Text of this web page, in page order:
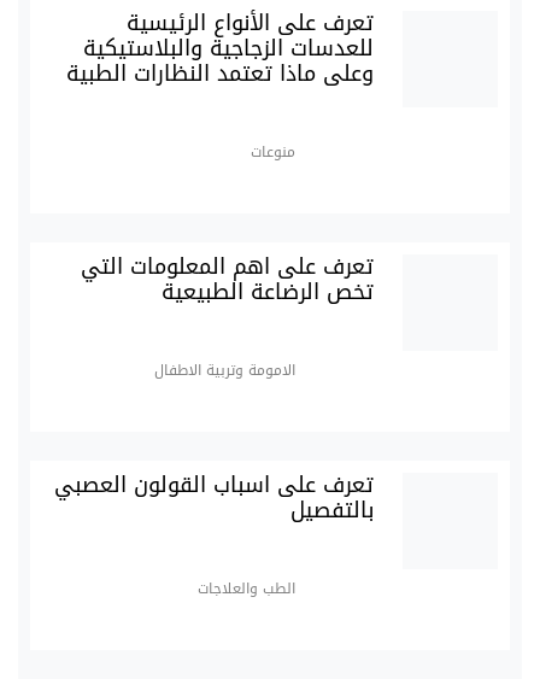
تعرف على الأنواع الرئيسية
للعدسات الزجاجية والبلاستيكية
وعلى ماذا تعتمد النظارات الطبية
منوعات
تعرف على اهم المعلومات التي
تخص الرضاعة الطبيعية
الامومة وتربية الاطفال
تعرف على اسباب القولون العصبي
بالتفصيل
الطب والعلاجات